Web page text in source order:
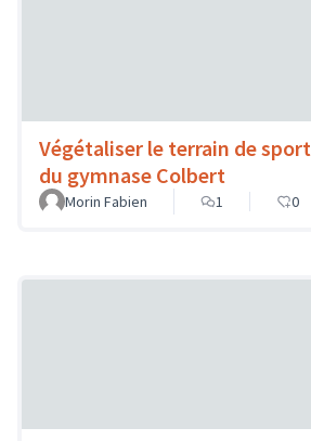
Végétaliser le terrain de sport
du gymnase Colbert
Morin Fabien
1 0